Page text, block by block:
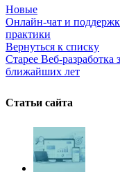
Новые
Онлайн-чат и
практики
Вернуться к списку
Старее Веб-
ближайших лет
Статьи сайта